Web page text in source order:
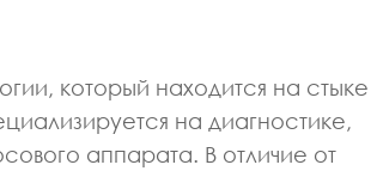
который находится на стыке
на диагностике,
аппарата. В отличие от